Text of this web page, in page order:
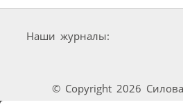
Наши журналы:
© Copyright 2026